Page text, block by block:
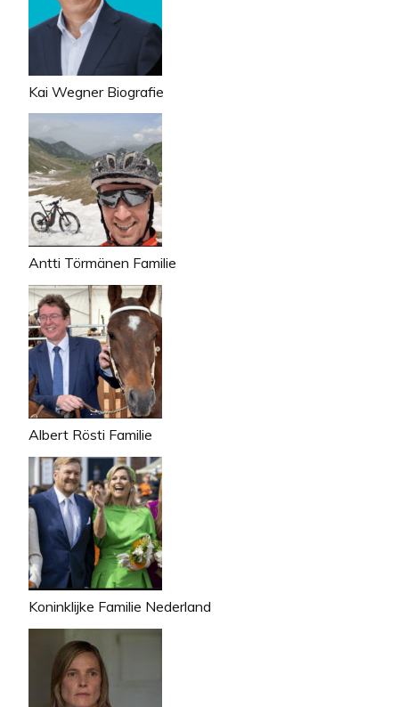
Kai Wegner Biografie
Antti Törmänen Familie
Albert Rösti Familie
Koninklijke Familie Nederland